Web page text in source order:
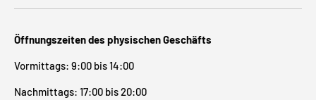
Öffnungszeiten des physischen Geschäfts
Vormittags: 9:00 bis 14:00
Nachmittags: 17:00 bis 20:00